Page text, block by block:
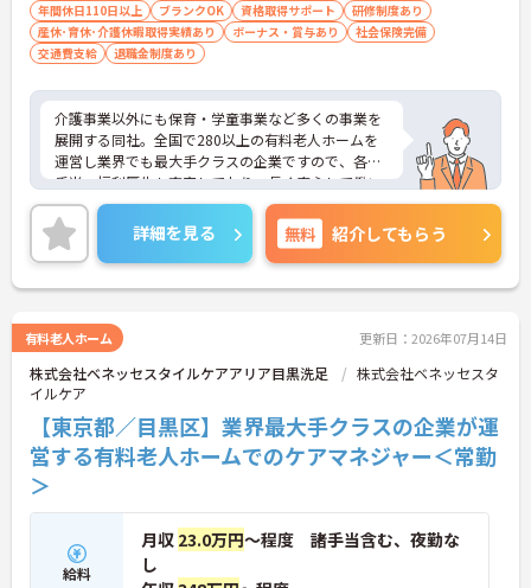
年間休日110日以上
ブランクOK 資格取得サポート
研修制度あり
産休･育休･介護休暇取得実績あり
ボーナス・賞与あり
社会保険完備
交通費支給
退職金制度あり
介護事業以外にも保育・学童事業など多くの事業を
展開する同社。全国で280以上の有料老人ホームを
運営し業界でも最大手クラスの企業ですので、各種
手当、福利厚生も充実しており、長く安心して働い
ていただける環境です。ご興味ある方には、面接対
策ポイントなど、さらに詳細をお話しいたしますの
でお気軽にご相談ください。
詳細を見る 無料 紹介してもらう
有料老人ホーム 更新日：2026年07月14日
株式会社ベネッセスタイルケアアリア目黒洗足
株式会社ベネッセスタ
イルケア
【東京都／目黒区】業界最大手クラスの企業が運
営する有料老人ホームでのケアマネジャー＜常勤
＞
給料
月収 23.0万円～程度 諸手当含む、夜勤な
し